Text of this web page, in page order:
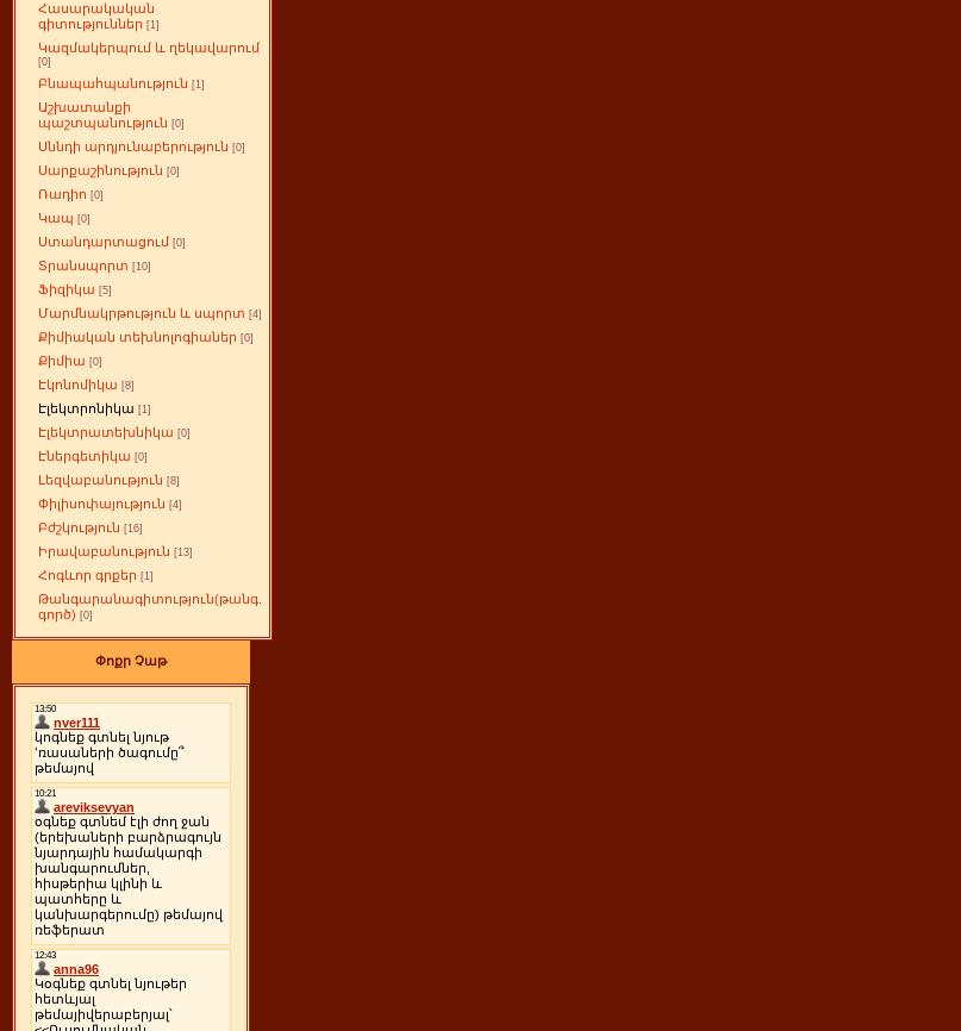
Հասարակական
գիտություններ [1]
Կազմակերպում և ղեկավարում
[0]
Բնապահպանություն [1]
Աշխատանքի
պաշտպանություն [0]
Սննդի արդյունաբերություն [0]
Սարքաշինություն [0]
Ռադիո [0]
Կապ [0]
Ստանդարտացում [0]
Տրանսպորտ [10]
Ֆիզիկա [5]
Մարմնակրթություն և սպորտ [4]
Քիմիական տեխնոլոգիաներ [0]
Քիմիա [0]
Էկոնոմիկա [8]
Էլեկտրոնիկա [1]
Էլեկտրատեխնիկա [0]
Էներգետիկա [0]
Լեզվաբանություն [8]
Փիլիսոփայություն [4]
Բժշկություն [16]
Իրավաբանություն [13]
Հոգևոր գրքեր [1]
Թանգարանագիտություն(թանգ.
գործ) [0]
Փոքր Չաթ